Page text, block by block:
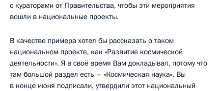
с кураторами от Правительства, чтобы эти мероприятия
вошли в национальные проекты.
В качестве примера хотел бы рассказать о таком
национальном проекте, как «Развитие космической
деятельности». Я в своё время Вам докладывал, потому что
там большой раздел есть – «Космическая наука». Вы
в конце июня подписали, утвердили этот национальный